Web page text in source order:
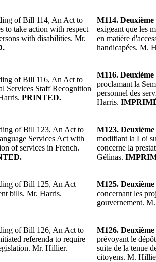
of Bill 114, An Act to
to take action with respect
with disabilities. Mr.
M114. Deuxième
exigeant que les
en matière
handicapées. M.
of Bill 116, An Act to
Services Staff Recognition
PRINTED.
M116. Deuxième
proclamant la
personnel des
Harris.
of Bill 123, An Act to
Services Act with
of services in French.
M123. Deuxième
modifiant la Loi
concerne la
Gélinas.
of Bill 125, An Act
bills. Mr. Harris.
M125. Deuxième
concernant les
gouvernement.
of Bill 126, An Act to
referenda to require
Mr. Hillier.
M126. Deuxième
prévoyant le
suite de la tenue
citoyens. M.